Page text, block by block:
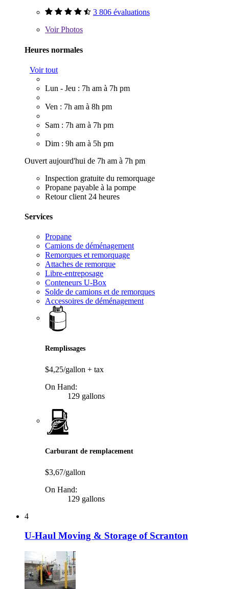
3 806 évaluations
VoirPhotos
Heures normales
Voir tout
Lun - Jeu : 7h am à 7h pm
Ven : 7h am à 8h pm
Sam : 7h am à 7h pm
Dim : 9h am à 5h pm
Ouvert aujourd'hui de 7h am à 7h pm
Inspection gratuite du remorquage
Propane payable à la pompe
Retour client 24 heures
Services
Propane
Camions de déménagement
Remorques et remorquage
Attaches de remorque
Libre-entreposage
Conteneurs U-Box
Solde de camions et de remorques
Accessoires de déménagement
Remplissages
$4,25/gallon + tax
On Hand:
129 gallons
Carburant de remplacement
$3,67/gallon
On Hand:
129 gallons
4
U-Haul Moving & Storage of Scranton